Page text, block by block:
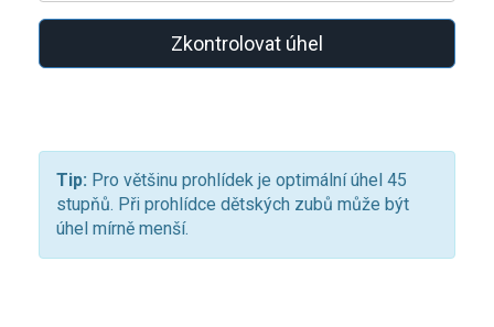
Zkontrolovat úhel
Tip: Pro většinu prohlídek je optimální úhel 45
stupňů. Při prohlídce dětských zubů může být
úhel mírně menší.